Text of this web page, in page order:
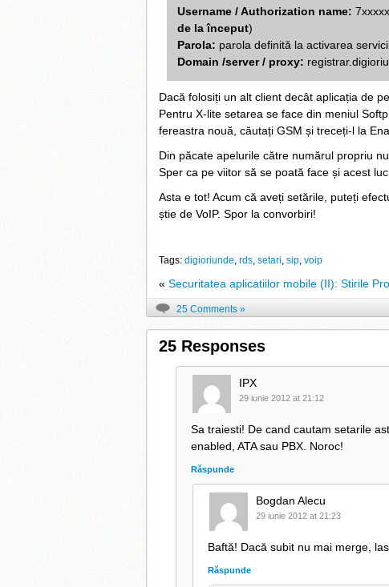
Username / Authorization name:
de la început)
Parola: parola definită la activarea
Domain /server / proxy:
Dacă folosiți un alt client decât aplicația de
Pentru X-lite setarea se face din meniul
fereastra nouă, căutați GSM și treceți-l la
Din păcate apelurile către numărul propriu
Sper ca pe viitor să se poată face și acest
Asta e tot! Acum că aveți setările, puteți
știe de VoIP. Spor la convorbiri!
Tags: digioriunde, rds, setari, sip, voip
« Securitatea aplicatiilor mobile (II): Stirile
25 Comments »
25 Responses
IPX
29 iunie 2012 at 21:12
Sa traiesti! De cand cautam setarile
enabled, ATA sau PBX. Noroc!
Răspunde
Bogdan Alecu
29 iunie 2012 at 21:23
Baftă! Dacă subit nu mai merge,
Răspunde